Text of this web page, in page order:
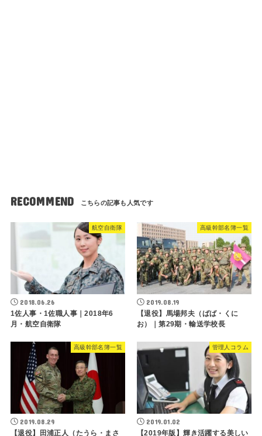
RECOMMEND
航空自衛隊
2018.06.26
1佐人事・1佐職人事｜2018年6
月・航空自衛隊
高級幹部名簿一覧
2019.08.19
【退役】馬場邦夫（ばば・くに
お）｜第29期・輸送学校長
高級幹部名簿一覧
2019.08.29
【退役】田浦正人（たうら・まさ
管理人コラム
2019.01.02
【2019年版】輝き活躍する美しい